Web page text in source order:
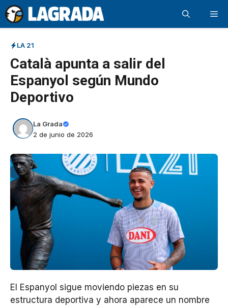
Saltar
al
contenido
LA 21
Català apunta a salir del
Espanyol según Mundo
Deportivo
La Grada
2 de junio de 2026
El Espanyol sigue moviendo piezas en su
estructura deportiva y ahora aparece un nombre